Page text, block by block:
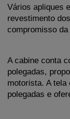
Vários apliques
revestimento
compromisso
A cabine conta
polegadas,
motorista. A
polegadas e